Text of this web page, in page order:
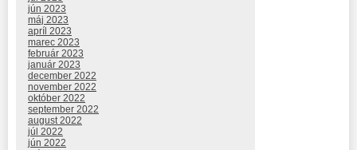
jún 2023
máj 2023
apríl 2023
marec 2023
február 2023
január 2023
december 2022
november 2022
október 2022
september 2022
august 2022
júl 2022
jún 2022